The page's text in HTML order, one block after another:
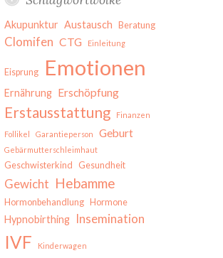
Akupunktur Austausch Beratung
Clomifen CTG Einleitung
Eisprung Emotionen
Ernährung Erschöpfung
Erstausstattung Finanzen
Follikel Garantieperson Geburt
Gebärmutterschleimhaut
Geschwisterkind Gesundheit
Gewicht Hebamme
Hormonbehandlung Hormone
Hypnobirthing Insemination
IVF Kinderwagen